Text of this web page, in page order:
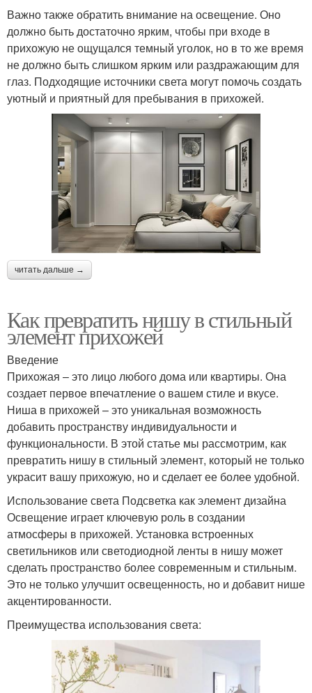
Важно также обратить внимание на освещение. Оно
должно быть достаточно ярким, чтобы при входе в
прихожую не ощущался темный уголок, но в то же время
не должно быть слишком ярким или раздражающим для
глаз. Подходящие источники света могут помочь создать
уютный и приятный для пребывания в прихожей.
читать дальше →
Как превратить нишу в стильный
элемент прихожей
Введение
Прихожая – это лицо любого дома или квартиры. Она
создает первое впечатление о вашем стиле и вкусе.
Ниша в прихожей – это уникальная возможность
добавить пространству индивидуальности и
функциональности. В этой статье мы рассмотрим, как
превратить нишу в стильный элемент, который не только
украсит вашу прихожую, но и сделает ее более удобной.
Использование света Подсветка как элемент дизайна
Освещение играет ключевую роль в создании
атмосферы в прихожей. Установка встроенных
светильников или светодиодной ленты в нишу может
сделать пространство более современным и стильным.
Это не только улучшит освещенность, но и добавит нише
акцентированности.
Преимущества использования света: